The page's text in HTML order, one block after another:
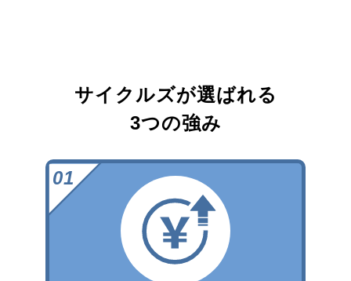
サイクルズが選ばれる
3つの強み